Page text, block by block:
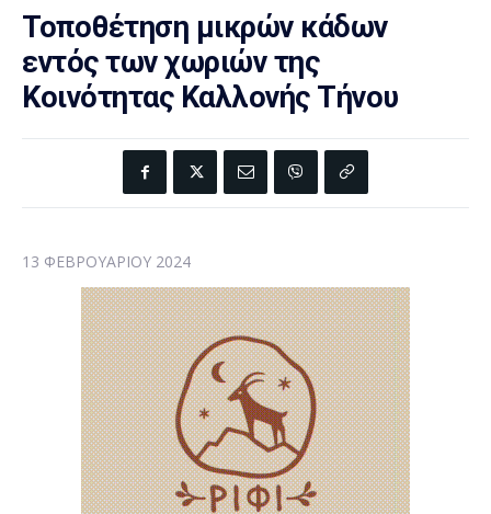
Τοποθέτηση μικρών κάδων
εντός των χωριών της
Κοινότητας Καλλονής Τήνου
13 ΦΕΒΡΟΥΑΡΊΟΥ 2024